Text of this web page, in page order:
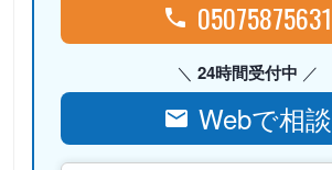
05075875631
24時間受付中
Webで相談